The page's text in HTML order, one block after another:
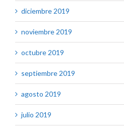
diciembre 2019
noviembre 2019
octubre 2019
septiembre 2019
agosto 2019
julio 2019